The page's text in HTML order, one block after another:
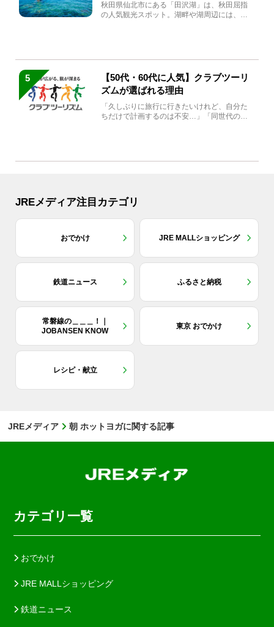
秋田県仙北市にある「田沢湖」は、秋田屈指
の人気観光スポット。湖畔や湖周辺には、田
5
【50代・60代に人気】クラブツーリ
ズムが選ばれる理由
「久しぶりに旅行に行きたいけれど、自分た
ちだけで計画するのは不安…」「同世代の方
JREメディア注目カテゴリ
おでかけ JRE MALLショッピング
鉄道ニュース ふるさと納税
常磐線の＿＿＿！｜
JOBANSEN KNOW
東京 おでかけ
レシピ・献立
JREメディア 朝 ホットヨガに関する記事
カテゴリ一覧
おでかけ
JRE MALLショッピング
鉄道ニュース